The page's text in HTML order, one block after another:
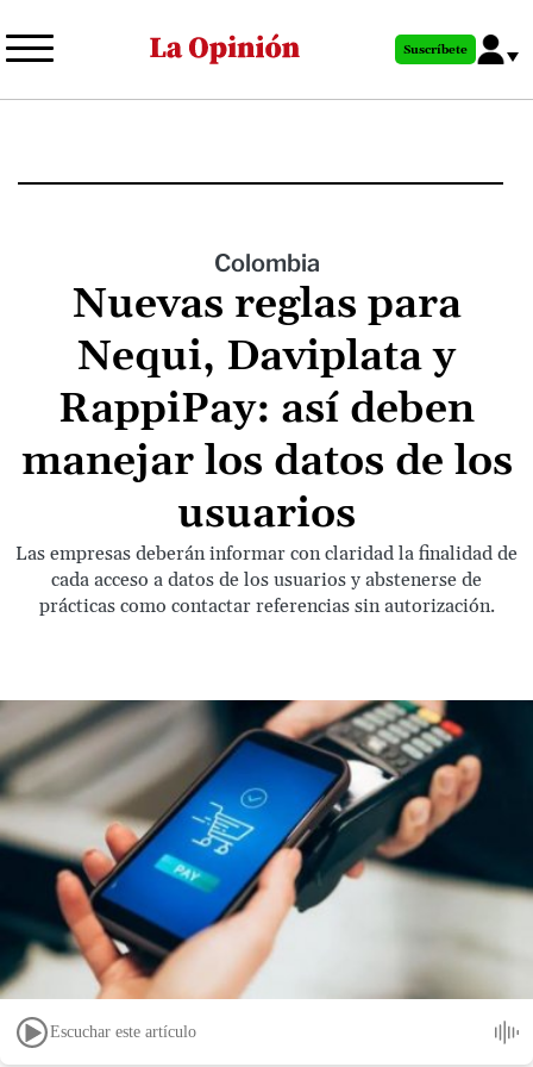
al
principal
Suscríbete
Colombia
Nuevas reglas para
Nequi, Daviplata y
RappiPay: así deben
manejar los datos de los
usuarios
Las empresas deberán informar con claridad la finalidad de
cada acceso a datos de los usuarios y abstenerse de
prácticas como contactar referencias sin autorización.
Escuchar este artículo